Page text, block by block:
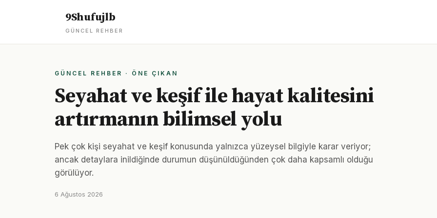
9Shufujlb
GÜNCEL REHBER
GÜNCEL REHBER · ÖNE ÇIKAN
Seyahat ve keşif ile hayat kalitesini
artırmanın bilimsel yolu
Pek çok kişi seyahat ve keşif konusunda yalnızca yüzeysel bilgiyle karar veriyor;
ancak detaylara inildiğinde durumun düşünüldüğünden çok daha kapsamlı olduğu
görülüyor.
6 Ağustos 2026